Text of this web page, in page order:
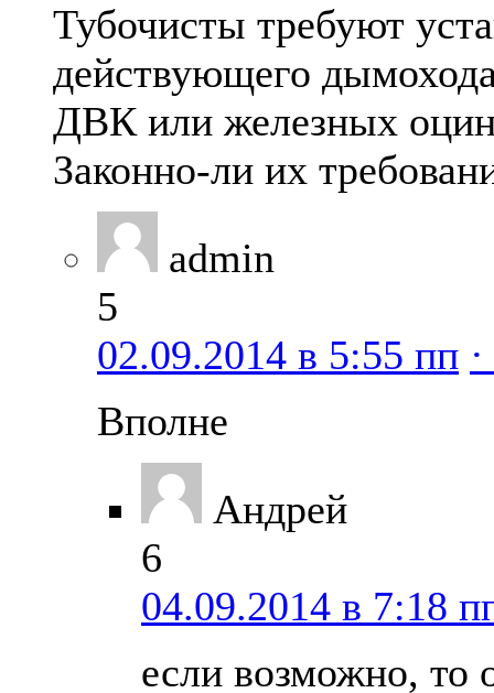
Тубочисты требуют
действующего
ДВК или железных
Законно-ли их
admin
5
02.09.2014 в 5:55 пп
Вполне
Андрей
6
04.09.2014 в 7:18
если возможно, то